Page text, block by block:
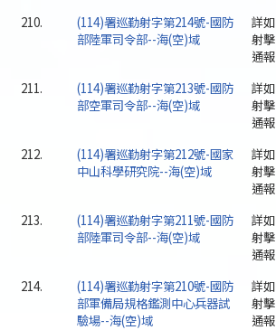
210.
(114)署巡勤射字第214號-國防
部陸軍司令部--海(空)域
詳如
射擊
通報
211.
(114)署巡勤射字第213號-國防
部空軍司令部--海(空)域
詳如
射擊
通報
212.
(114)署巡勤射字第212號-國家
中山科學研究院--海(空)域
詳如
射擊
通報
213.
(114)署巡勤射字第211號-國防
部陸軍司令部--海(空)域
詳如
射擊
通報
214.
(114)署巡勤射字第210號-國防
部軍備局規格鑑測中心兵器試
驗場--海(空)域
詳如
射擊
通報